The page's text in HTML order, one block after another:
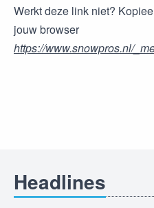
Werkt deze link niet?
jouw browser
https://www.snowpros.nl/
Headlines